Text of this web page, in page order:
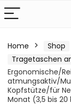
Home Shop
Tragetaschen
Ergonomische/
atmungsaktiv/
Kopfstütze/für
Monat (3,5 bis 20